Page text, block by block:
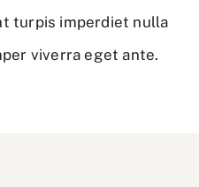
turpis imperdiet nulla
viverra eget ante.